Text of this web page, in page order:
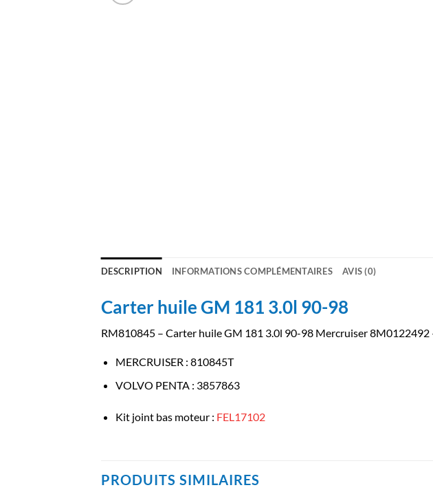
DESCRIPTION INFORMATIONS COMPLÉMENTAIRES AVIS (0)
Carter huile GM 181 3.0l 90-98
RM810845 – Carter huile GM 181 3.0l 90-98 Mercruiser 8M0122492
MERCRUISER : 810845T
VOLVO PENTA: 3857863
Kit joint bas moteur : FEL17102
PRODUITS SIMILAIRES